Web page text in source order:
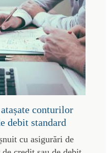
conturilor
debit standard
cu asigurări de